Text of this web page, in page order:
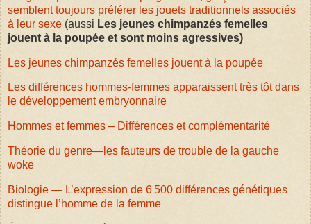
semblent toujours préférer les jouets traditionnels associés
à leur sexe (aussi Les jeunes chimpanzés femelles
jouent à la poupée et sont moins agressives)
Les jeunes chimpanzés femelles jouent à la poupée
Les différences hommes-femmes apparaissent très tôt dans
le développement embryonnaire
Hommes et femmes – Différences et complémentarité
Théorie du genre—les fauteurs de trouble de la gauche
woke
Biologie — L’expression de 6 500 différences génétiques
distingue l’homme de la femme